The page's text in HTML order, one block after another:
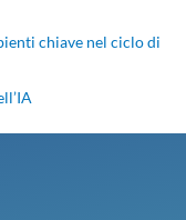
chiave nel ciclo di